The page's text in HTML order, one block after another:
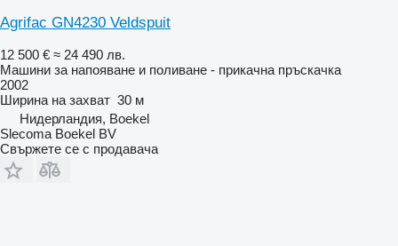
Agrifac GN4230 Veldspuit
12 500 € ≈ 24 490 лв.
Машини за напояване и поливане - прикачна пръскачка
2002
Ширина на захват 30 м
Нидерландия, Boekel
Slecoma Boekel BV
Свържете се с продавача